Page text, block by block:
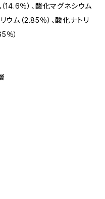
14.6％）、酸化マグネシウム
ウム（2.85％）、酸化ナトリ
％）